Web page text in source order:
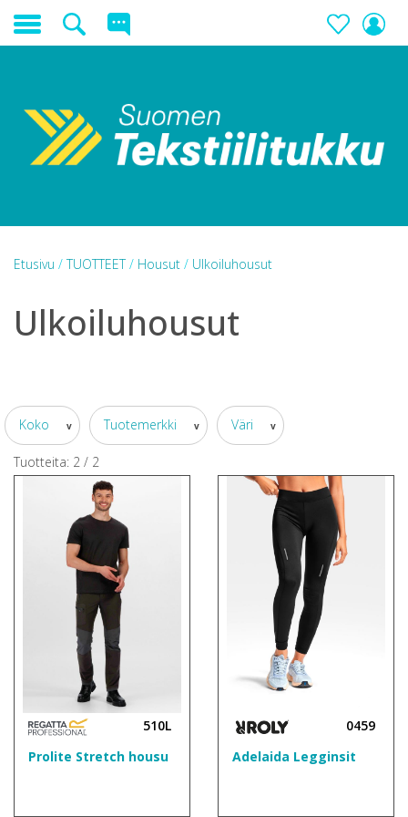
Etusivu /TUOTTEET/ Housut / Ulkoiluhousut
Ulkoiluhousut
Koko v Tuotemerkki v Väri v
Tuotteita: 2 / 2
510L
Prolite Stretch housu
0459
Adelaida Legginsit